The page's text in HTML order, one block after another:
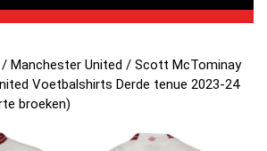
/Manchester United / Scott McTominay
Voetbalshirts Derde tenue 2023-24
broeken)